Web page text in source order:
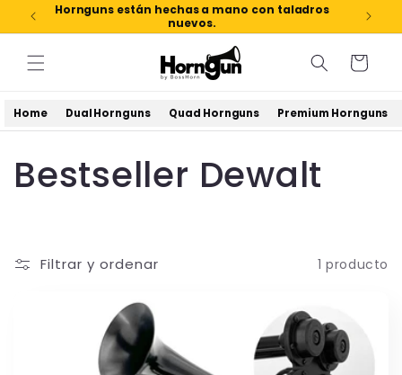
directamente
al contenido
Hornguns están hechas a mano con taladros
nuevos.
Home Dual Hornguns Quad Hornguns Premium Hornguns
Carrito
C
l
Bestseller Dewalt
Filtrar y ordenar 1 producto